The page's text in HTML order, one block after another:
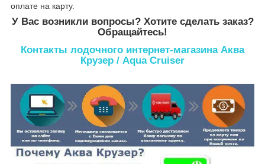
оплате на карту.
У Вас возникли вопросы? Хотите сделать заказ?
Обращайтесь!
Контакты лодочного интернет-магазина Аква
Крузер / Aqua Cruiser